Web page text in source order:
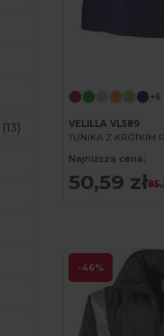
(13)
+6
VELILLA VL589
TUNIKA Z KRÓTKIM
Najniższa cena:
50,59 zł
-46%